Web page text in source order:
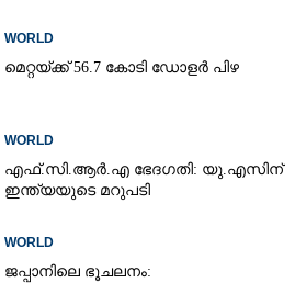
WORLD
മെറ്റയ്ക്ക് 56.7 കോടി ഡോളർ പിഴ
WORLD
എഫ്.സി.ആർ.എ ഭേദഗതി: യു.എസിന്
ഇന്ത്യയുടെ മറുപടി
WORLD
ജപ്പാനിലെ ഭൂചലനം:
Copy Link